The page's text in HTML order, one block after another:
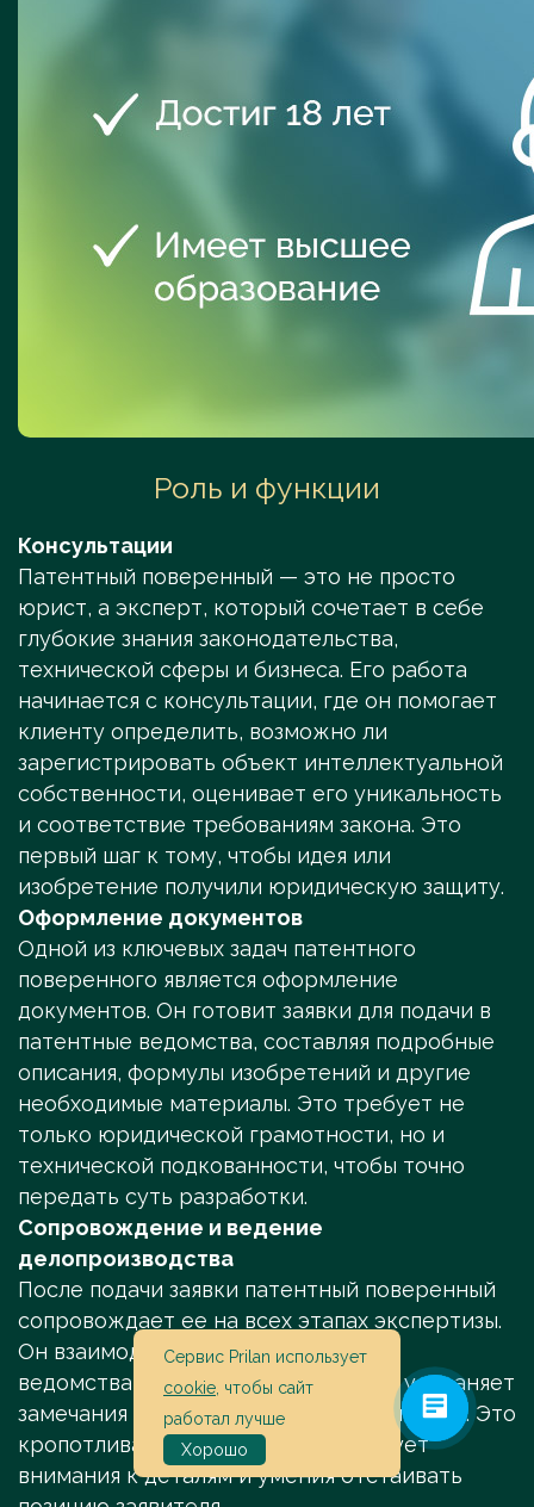
Роль и функции
Консультации
Патентный поверенный — это не просто
юрист, а эксперт, который сочетает в себе
глубокие знания законодательства,
технической сферы и бизнеса. Его работа
начинается с консультации, где он помогает
клиенту определить, возможно ли
зарегистрировать объект интеллектуальной
собственности, оценивает его уникальность
и соответствие требованиям закона. Это
первый шаг к тому, чтобы идея или
изобретение получили юридическую защиту.
Оформление документов
Одной из ключевых задач патентного
поверенного является оформление
документов. Он готовит заявки для подачи в
патентные ведомства, составляя подробные
описания, формулы изобретений и другие
необходимые материалы. Это требует не
только юридической грамотности, но и
технической подкованности, чтобы точно
передать суть разработки.
Сопровождение и ведение
делопроизводства
После подачи заявки патентный поверенный
сопровождает ее на всех этапах экспертизы.
Он взаимодействует с патентными
ведомствами, отвечает на запросы, устраняет
замечания и защищает интересы клиента. Это
кропотливая работа, которая требует
внимания к деталям и умения отстаивать
Сервис Prilan использует
cookie , чтобы сайт
работал лучше
Хорошо